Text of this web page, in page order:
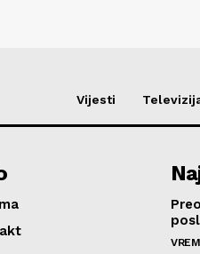
Vijesti